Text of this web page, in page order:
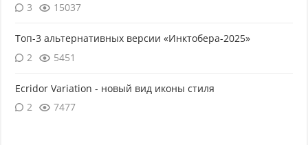
3
15037
Топ-3 альтернативных версии «Инктобера-2025»
2
5451
Ecridor Variation - новый вид иконы стиля
2
7477